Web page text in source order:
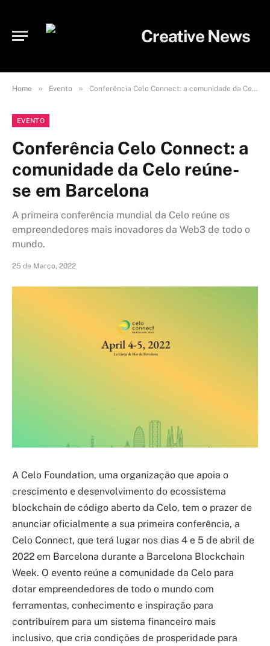
Home » Evento » Conferência Celo Connect: a comunidade da Celo reúne-se em Barcelona
EVENTO
Conferência Celo Connect: a
comunidade da Celo reúne-
se em Barcelona
A primeira conferência mundial da Celo reúne os
empreendedores mais inovadores da Web3 de todo o
mundo.
25 de Março, 2022
A Celo Foundation, uma organização que apoia o
crescimento e desenvolvimento do ecossistema
blockchain de código aberto da Celo, tem o prazer de
anunciar oficialmente a sua primeira conferência, a
Celo Connect, que terá lugar nos dias 4 e 5 de abril de
2022 em Barcelona durante a Barcelona Blockchain
Week. O evento reúne a comunidade da Celo para
dotar empreendedores de todo o mundo com
ferramentas, conhecimento e inspiração para
contribuírem para um sistema financeiro mais
inclusivo, que cria condições de prosperidade para